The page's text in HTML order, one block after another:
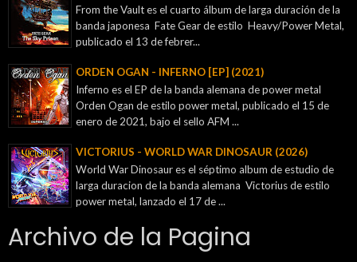
From the Vault es el cuarto álbum de larga duración de la
banda japonesa Fate Gear de estilo Heavy/Power Metal,
publicado el 13 de febrer...
ORDEN OGAN - INFERNO [EP] (2021)
Inferno es el EP de la banda alemana de power metal
Orden Ogan de estilo power metal, publicado el 15 de
enero de 2021, bajo el sello AFM ...
VICTORIUS - WORLD WAR DINOSAUR (2026)
World War Dinosaur es el séptimo album de estudio de
larga duracion de la banda alemana Victorius de estilo
power metal, lanzado el 17 de ...
Archivo de la Pagina